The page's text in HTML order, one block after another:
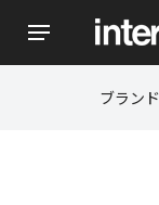
ブランド